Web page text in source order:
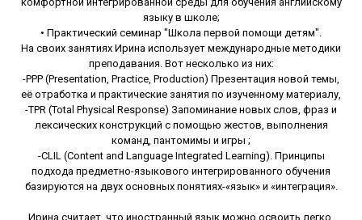
языку в школе;
• Практический семинар "Школа первой помощи детям".
На своих занятиях Ирина использует международные методики
преподавания. Вот несколько из них:
-PPP (Presentation, Practice, Production) Презентация новой темы,
её отработка и практические занятия по изученному материалу,
-TPR (Total Physical Response) Запоминание новых слов, фраз и
лексических конструкций с помощью жестов, выполнения
команд, пантомимы и игры ;
-CLIL (Content and Language Integrated Learning). Принципы
подхода предметно-языкового интегрированного обучения
базируются на двух основных понятиях-«язык» и «интеграция».
Ирина считает, что иностранный язык можно освоить легко,